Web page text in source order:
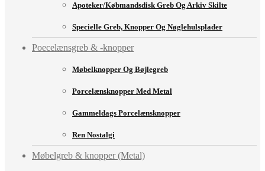
Apoteker/købmandsdisk Greb Og Arkiv Skilte
Specielle Greb, Knopper Og Nøglehulsplader
Poecelænsgreb & -knopper
Møbelknopper Og Bøjlegreb
Porcelænsknopper Med Metal
Gammeldags Porcelænsknopper
Ren Nostalgi
Møbelgreb & knopper (Metal)